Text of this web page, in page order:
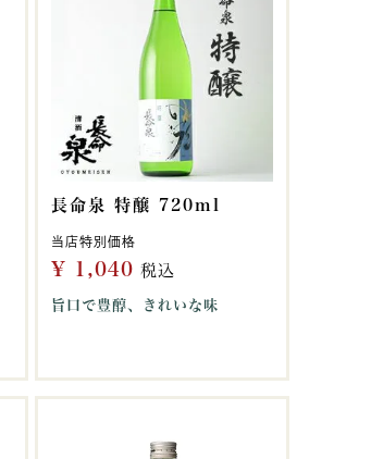
長命泉 特醸 720ml
当店特別価格
¥ 1,040 税込
旨口で豊醇、きれいな味